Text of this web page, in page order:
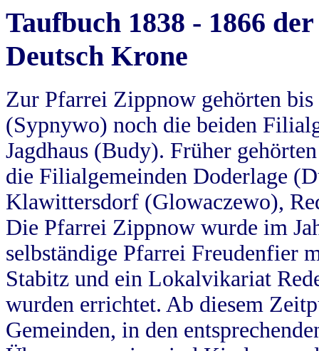
Taufbuch 1838 - 1866
Deutsch Krone
Zur Pfarrei Zippnow gehörten
(Sypnywo) noch die beiden
Jagdhaus (Budy). Früher
die Filialgemeinden Doderlage
Klawittersdorf (Glowaczewo),
Die Pfarrei Zippnow wurde im
selbständige Pfarrei Freudenfier
Stabitz und ein Lokalvikariat
wurden errichtet. Ab diesem
Gemeinden, in den